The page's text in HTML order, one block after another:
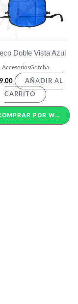
Doble Vista Azul
AccesoriosGotcha
AÑADIR AL
CARRITO
COMPRAR POR WHATSAPP